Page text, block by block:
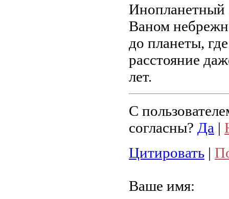
Инопланетный
Ваном
до планеты,
расстояние
лет.
С
согласны? Да |
Цитировать |
Ваше имя: